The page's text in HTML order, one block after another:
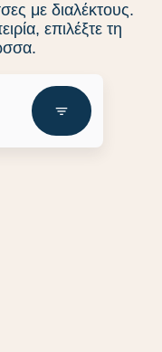
με διαλέκτους.
επιλέξτε τη
filter_list